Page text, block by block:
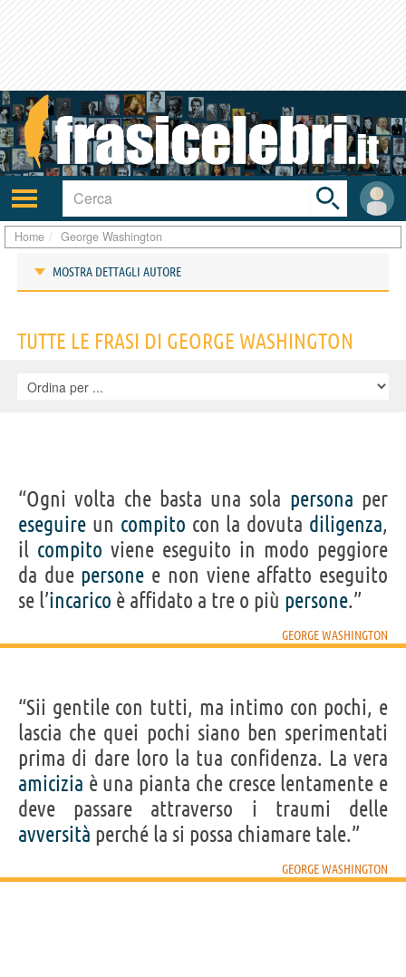
Attiva/disattiva
navigazione
User
area
Toggle
search
bar
Home George Washington
MOSTRA DETTAGLI AUTORE
IDENTIKIT E DATI ANAGRAFICI
Nome
George
Cognome Washington
Nato 22 febbraio 1732 a Bridges Creek, Westmoreland County
Morto 14 dicembre 1799 a Mount Vernon
Sesso maschile
Nazionalità statunitense
Professione politico(I° presidente degli Stati Uniti ),militare
Segno zodiacale Pesci
Frasi, citazioni e aforismi di George Washington
“La libertà, quando comincia a mettere radici, è
una pianta di rapida crescita.”
GEORGE WASHINGTON
Condividi Tweet
CONTENUTI
TUTTE LE FRASI DI GEORGE WASHINGTON
“Ogni volta che basta una sola persona per
eseguire un compito con la dovuta diligenza,
il compito viene eseguito in modo peggiore
da due persone e non viene affatto eseguito
se l’incarico è affidato a tre o più persone.”
GEORGE WASHINGTON
“Sii gentile con tutti, ma intimo con pochi, e
lascia che quei pochi siano ben sperimentati
prima di dare loro la tua confidenza. La vera
amicizia è una pianta che cresce lentamente e
deve passare attraverso i traumi delle
avversità perché la si possa chiamare tale.”
GEORGE WASHINGTON